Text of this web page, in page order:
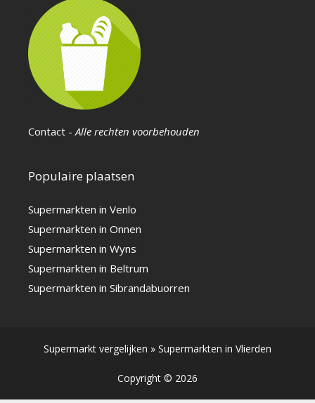
Contact -Alle rechten voorbehouden
Populaire plaatsen
Supermarkten in Venlo
Supermarkten in Onnen
Supermarkten in Wyns
Supermarkten in Beltrum
Supermarkten in Sibrandabuorren
Supermarkt vergelijken » Supermarkten in Vlierden
Copyright © 2026